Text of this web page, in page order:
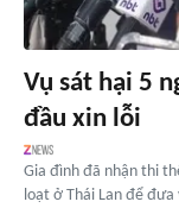
Vụ sát hại 5
đầu xin lỗi
Gia đình đã nhận thi
loạt ở Thái Lan để